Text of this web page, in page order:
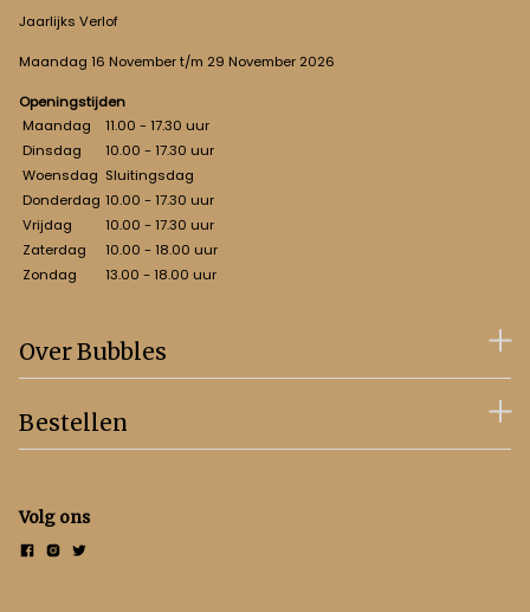
Jaarlijks Verlof
Maandag 16 November t/m 29 November 2026
Openingstijden
Maandag
11.00 - 17.30 uur
Dinsdag
10.00 - 17.30 uur
Woensdag Sluitingsdag
Donderdag 10.00 - 17.30 uur
Vrijdag
10.00 - 17.30 uur
Zaterdag
10.00 - 18.00 uur
Zondag
13.00 - 18.00 uur
Over Bubbles
Bestellen
Volg ons